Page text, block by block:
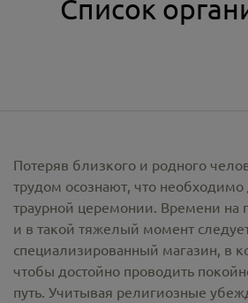
Список
Потеряв близкого и родного
трудом осознают, что
траурной церемонии. Времени на
и в такой тяжелый момент
специализированный магазин, в
чтобы достойно проводить
путь. Учитывая религиозные